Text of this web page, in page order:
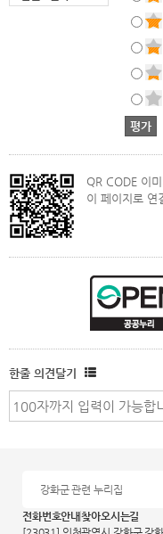
QR CODE 이
이 페이지로 연
한줄 의견달기
전화번호안내 찾아오시는길
강화군 관련 누리집